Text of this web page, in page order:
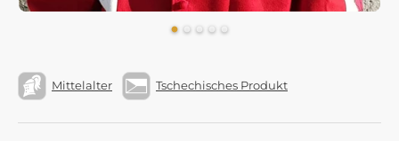
Mittelalter Tschechisches Produkt